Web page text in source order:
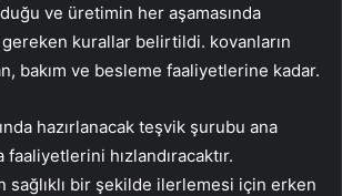
ve üretimin her aşamasında
kurallar belirtildi. kovanların
bakım ve besleme faaliyetlerine kadar.
hazırlanacak teşvik şurubu ana
faaliyetlerini hızlandıracaktır.
sağlıklı bir şekilde ilerlemesi için erken